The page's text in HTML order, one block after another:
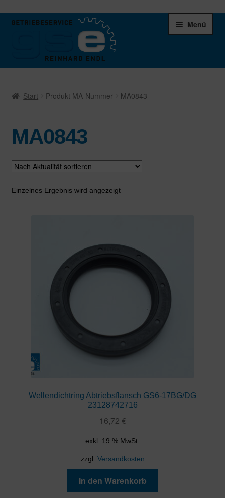
Zur
Zum
Menü
Schaltgetriebe
Verteilergetriebe
Warenkorb
Start Produkt MA-Nummer MA0843
MA0843
Einzelnes Ergebnis wird angezeigt
Wellendichtring Abtriebsflansch GS6-17BG/DG
23128742716
16,72 €
exkl. 19 % MwSt.
zzgl. Versandkosten
In den Warenkorb